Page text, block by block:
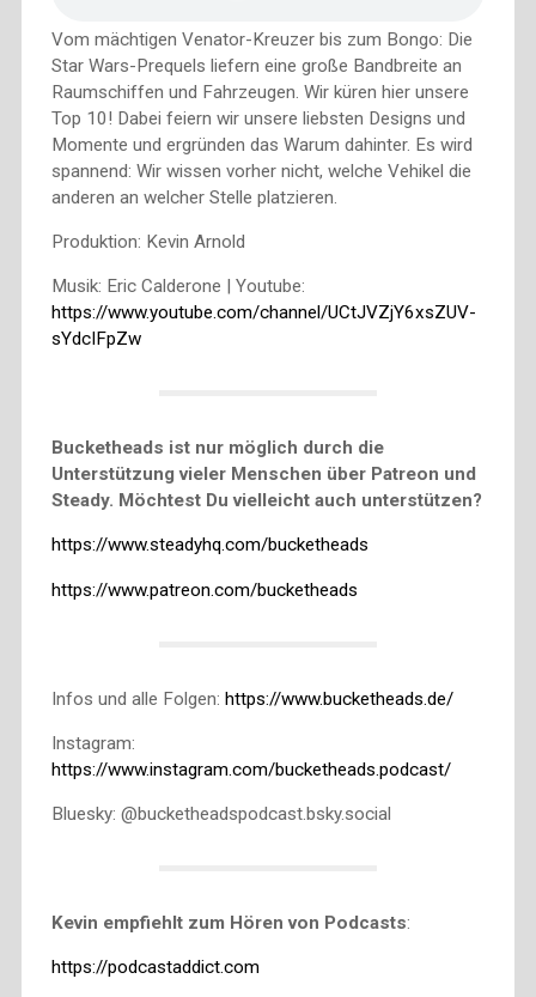
Vom mächtigen Venator-Kreuzer bis zum Bongo: Die
Star Wars-Prequels liefern eine große Bandbreite an
Raumschiffen und Fahrzeugen. Wir küren hier unsere
Top 10! Dabei feiern wir unsere liebsten Designs und
Momente und ergründen das Warum dahinter. Es wird
spannend: Wir wissen vorher nicht, welche Vehikel die
anderen an welcher Stelle platzieren.
Produktion: Kevin Arnold
Musik: Eric Calderone | Youtube:
https://www.youtube.com/channel/UCtJVZjY6xsZUV-
sYdcIFpZw
Bucketheads ist nur möglich durch die
Unterstützung vieler Menschen über Patreon und
Steady. Möchtest Du vielleicht auch unterstützen?
https://www.steadyhq.com/bucketheads
https://www.patreon.com/bucketheads
Infos und alle Folgen: https://www.bucketheads.de/
Instagram:
https://www.instagram.com/bucketheads.podcast/
Bluesky: @bucketheadspodcast.bsky.social
Kevin empfiehlt zum Hören von Podcasts:
https://podcastaddict.com